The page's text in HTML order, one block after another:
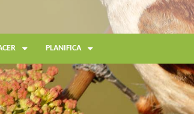
PLANIFICA